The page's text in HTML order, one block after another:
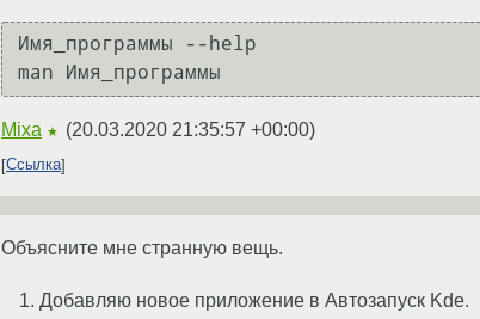
Имя_программы --help
Mixa ★ (20.03.2020 21:35:57 +00:00)
Ссылка
Объясните мне странную вещь.
Добавляю новое приложение в Автозапуск Kde.